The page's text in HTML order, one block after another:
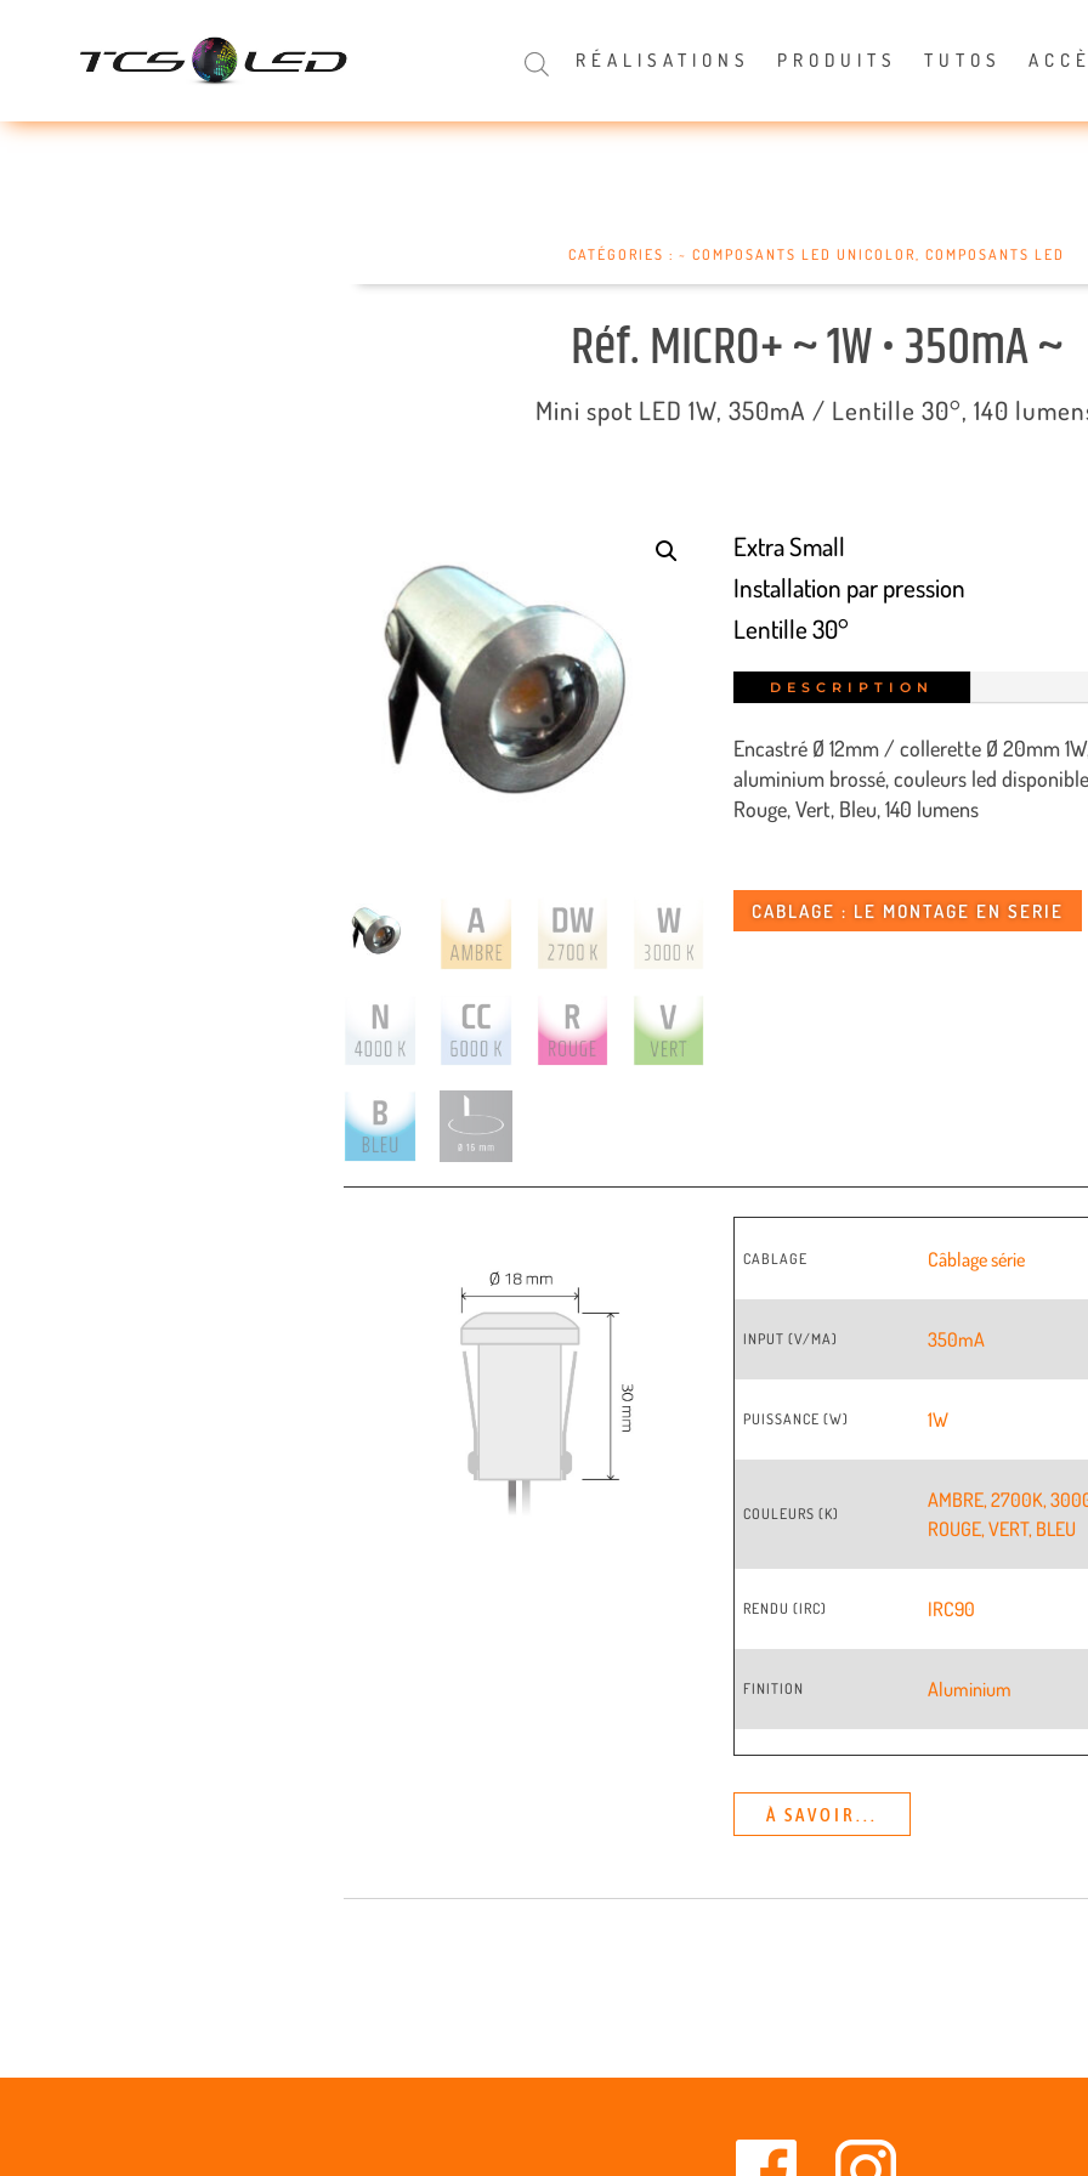
RÉALISATIONS PRODUITS TUTOS
CATÉGORIES : ~ COMPOSANTS LED UNICOLOR, COMPOSANTS LED
Réf. MICRO+ ~ 1W • 350mA ~
Mini spot LED 1W, 350mA / Lentille 30°, 140
Extra Small
Installation par pression
Lentille 30°
DESCRIPTION
Encastré Ø 12mm / collerette Ø 20mm
aluminium brossé, couleurs led
Rouge, Vert, Bleu, 140 lumens
CABLAGE : LE MONTAGE EN SERIE
CABLAGE Câblage série
INPUT (V/MA) 350mA
PUISSANCE (W) 1W
COULEURS (K)
AMBRE,2700K,
ROUGE,VERT, BLEU
RENDU (IRC) IRC90
FINITION Aluminium
À SAVOIR...